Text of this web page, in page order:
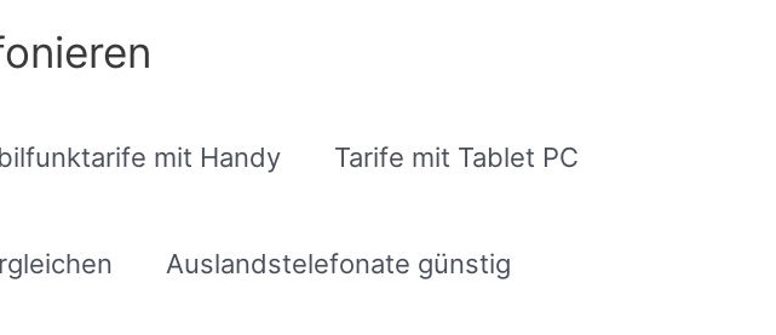
mit Handy Tarife mit Tablet PC
Auslandstelefonate günstig